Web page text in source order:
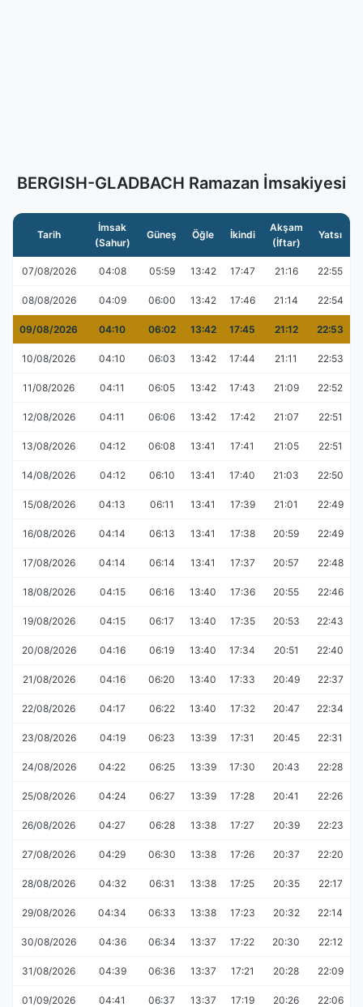
BERGISH-GLADBACH Ramazan İmsakiyesi
Tarih
İmsak
(Sahur)
Güneş Öğle İkindi
Akşam
(İftar)
Yatsı
07/08/2026 04:08 05:59 13:42 17:47 21:16 22:55
08/08/2026 04:09 06:00 13:42 17:46 21:14 22:54
09/08/2026 04:10 06:02 13:42 17:45 21:12 22:53
10/08/2026 04:10 06:03 13:42 17:44 21:11 22:53
11/08/2026 04:11 06:05 13:42 17:43 21:09 22:52
12/08/2026 04:11 06:06 13:42 17:42 21:07 22:51
13/08/2026 04:12 06:08 13:41 17:41 21:05 22:51
14/08/2026 04:12 06:10 13:41 17:40 21:03 22:50
15/08/2026 04:13 06:11 13:41 17:39 21:01 22:49
16/08/2026 04:14 06:13 13:41 17:38 20:59 22:49
17/08/2026 04:14 06:14 13:41 17:37 20:57 22:48
18/08/2026 04:15 06:16 13:40 17:36 20:55 22:46
19/08/2026 04:15 06:17 13:40 17:35 20:53 22:43
20/08/2026 04:16 06:19 13:40 17:34 20:51 22:40
21/08/2026 04:16 06:20 13:40 17:33 20:49 22:37
22/08/2026 04:17 06:22 13:40 17:32 20:47 22:34
23/08/2026 04:19 06:23 13:39 17:31 20:45 22:31
24/08/2026 04:22 06:25 13:39 17:30 20:43 22:28
25/08/2026 04:24 06:27 13:39 17:28 20:41 22:26
26/08/2026 04:27 06:28 13:38 17:27 20:39 22:23
27/08/2026 04:29 06:30 13:38 17:26 20:37 22:20
28/08/2026 04:32 06:31 13:38 17:25 20:35 22:17
29/08/2026 04:34 06:33 13:38 17:23 20:32 22:14
30/08/2026 04:36 06:34 13:37 17:22 20:30 22:12
31/08/2026 04:39 06:36 13:37 17:21 20:28 22:09
01/09/2026 04:41 06:37 13:37 17:19 20:26 22:06